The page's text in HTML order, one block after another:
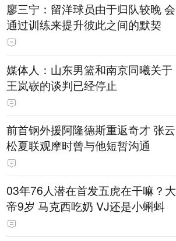
廖三宁：留洋球员由于归队较晚 会
通过训练来提升彼此之间的默契
媒体人：山东男篮和南京同曦关于
王岚嵚的谈判已经停止
前首钢外援阿隆德斯重返奇才 张云
松夏联观摩时曾与他短暂沟通
03年76人潜在首发五虎在干嘛？大
帝9岁 马克西吃奶 VJ还是小蝌蚪